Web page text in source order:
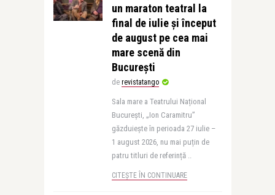
un maraton teatral la
final de iulie și început
de august pe cea mai
mare scenă din
București
de revistatango
Sala mare a Teatrului Național
București, „Ion Caramitru”
găzduiește în perioada 27 iulie –
1 august 2026, nu mai puțin de
patru titluri de referință ..
CITEȘTE ÎN CONTINUARE